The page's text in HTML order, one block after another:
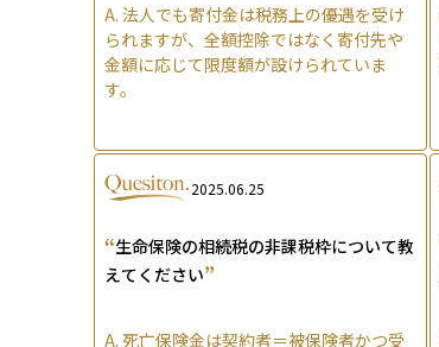
A. 法人でも寄付金は税務上の優遇を受け
られますが、全額控除ではなく寄付先や
金額に応じて限度額が設けられていま
す。
2025.06.25
“生命保険の相続税の非課税枠について教
えてください”
A. 死亡保険金は契約者＝被保険者かつ受